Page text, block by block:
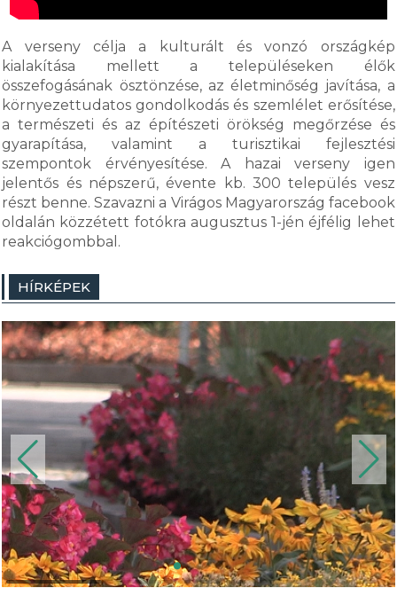
A verseny célja a kulturált és vonzó országkép
kialakítása mellett a településeken élők
összefogásának ösztönzése, az életminőség javítása, a
környezettudatos gondolkodás és szemlélet erősítése,
a természeti és az építészeti örökség megőrzése és
gyarapítása, valamint a turisztikai fejlesztési
szempontok érvényesítése. A hazai verseny igen
jelentős és népszerű, évente kb. 300 település vesz
részt benne. Szavazni a Virágos Magyarország facebook
oldalán közzétett fotókra augusztus 1-jén éjfélig lehet
reakciógombbal.
HÍRKÉPEK